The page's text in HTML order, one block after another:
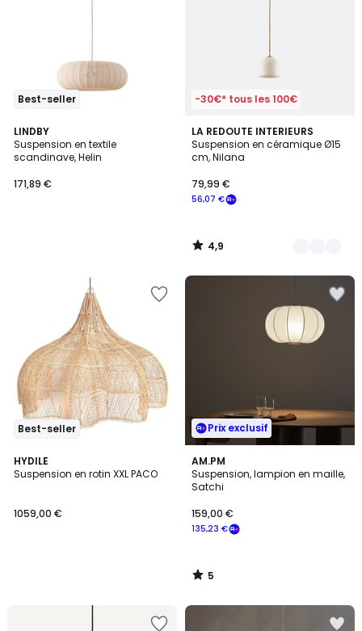
Best-seller
LINDBY
Suspension en textile
scandinave, Helin
171,89 €
-30€* tous les 100€
LA REDOUTE INTERIEURS
Suspension en céramique Ø15
cm, Nilana
56,07 €
79,99 €
4,9
/ 5
5
Couleurs
4,9
/
Best-seller
HYDILE
Suspension en rotin XXL PACO
1059,00 €
Prix exclusif
AM.PM
Suspension, lampion en maille,
Satchi
135,23 €
159,00 €
5
/
5
5
/